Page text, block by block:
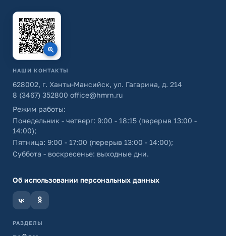
НАШИ КОНТАКТЫ
628002, г. Ханты-Мансийск, ул. Гагарина, д. 214
8 (3467) 352800 office@hmrn.ru
Режим работы:
Понедельник - четверг: 9:00 - 18:15 (перерыв 13:00 -
14:00);
Пятница: 9:00 - 17:00 (перерыв 13:00 - 14:00);
Суббота - воскресенье: выходные дни.
Об использовании персональных данных
РАЗДЕЛЫ